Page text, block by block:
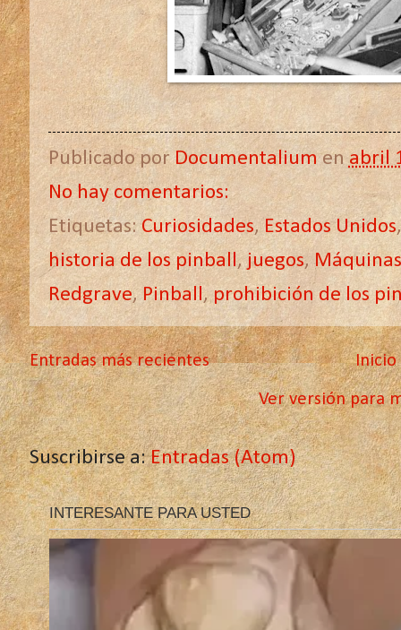
Publicado porDocumentaliumenabril
No hay comentarios:
Etiquetas: Curiosidades,Estados Unidos
historia de los pinball ,juegos,
Redgrave,Pinball ,prohibición de los
Entradas más recientes Inicio
Ver versión para
Suscribirse a:Entradas (Atom)